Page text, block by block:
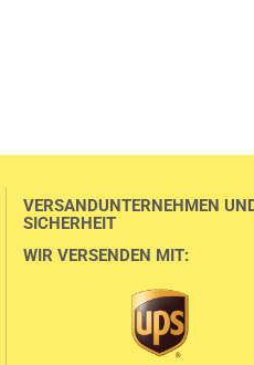
VERSANDUNTERNEHMEN
SICHERHEIT
WIR VERSENDEN MIT: